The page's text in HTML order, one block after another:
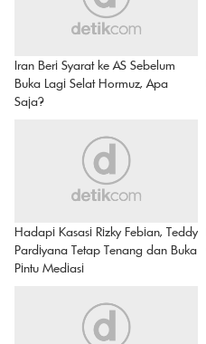
Iran Beri Syarat ke AS Sebelum
Buka Lagi Selat Hormuz, Apa
Saja?
Hadapi Kasasi Rizky Febian, Teddy
Pardiyana Tetap Tenang dan Buka
Pintu Mediasi